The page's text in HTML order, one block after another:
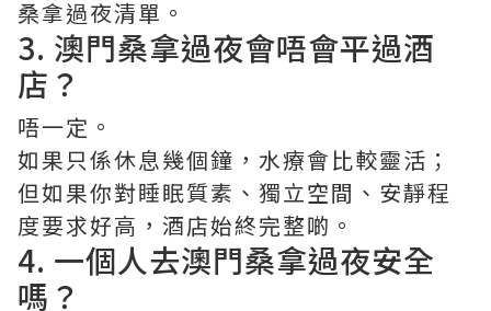
桑拿過夜清單。
3. 澳門桑拿過夜會唔會平過酒
店？
唔一定。
如果只係休息幾個鐘，水療會比較靈活；
但如果你對睡眠質素、獨立空間、安靜程
度要求好高，酒店始終完整啲。
4. 一個人去澳門桑拿過夜安全
嗎？